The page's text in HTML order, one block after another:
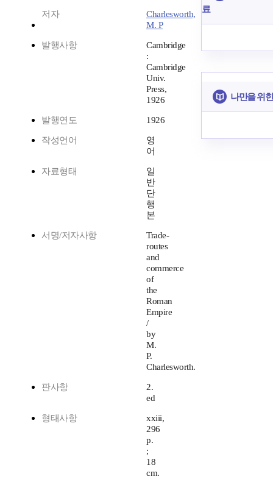
저자
Charlesworth,
M. P
발행사항
Cambridge
:
Cambridge
Univ.
Press,
1926
발행연도 1926
작성언어
영
어
자료형태
일
반
단
행
본
서명/저자사항
Trade-
routes
and
commerce
of
the
Roman
Empire
/
by
M.
P.
Charlesworth.
판사항
2.
ed
형태사항
xxiii,
296
p.
;
18
cm.
료
나만을 위